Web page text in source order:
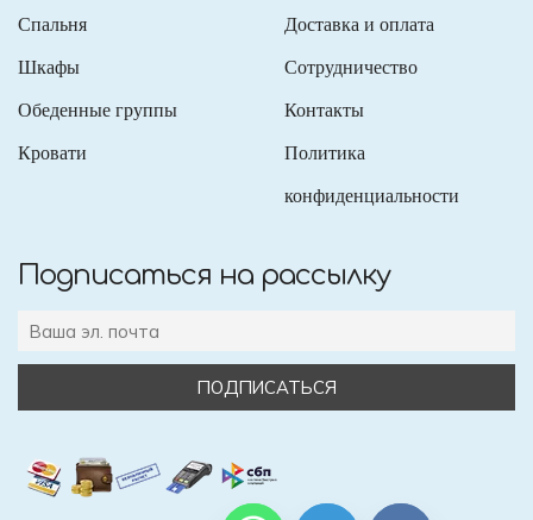
Спальня
Шкафы
Обеденные группы
Кровати
Доставка и оплата
Сотрудничество
Контакты
Политика
конфиденциальности
Подписаться на рассылку